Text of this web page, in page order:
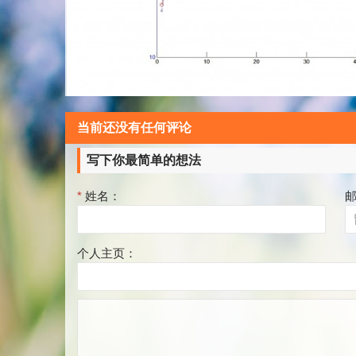
当前还没有任何评论
写下你最简单的想法
* 姓名：
个人主页：